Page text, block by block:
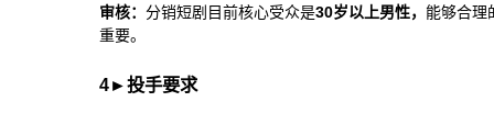
审核： 分销短剧目前核心受众是30岁以上男性， 能够合理
重要。
4►投手要求